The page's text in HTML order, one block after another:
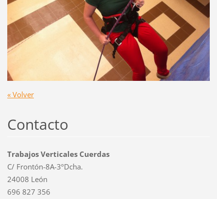
« Volver
Contacto
Trabajos Verticales Cuerdas
C/ Frontón-8A-3ºDcha.
24008 León
696 827 356